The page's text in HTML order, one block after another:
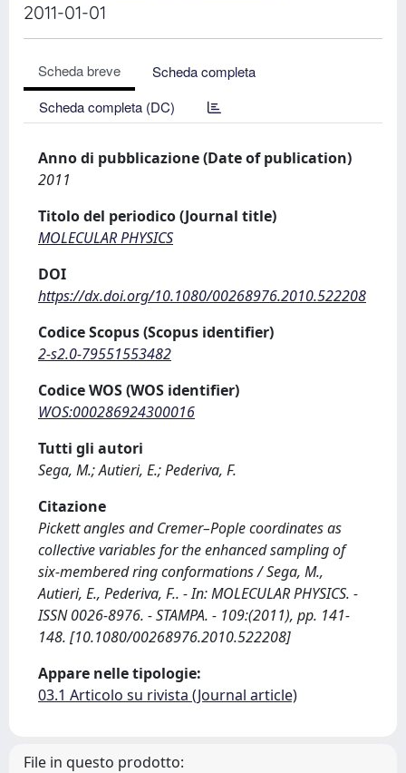
2011-01-01
Scheda breve
Scheda completa
Scheda completa (DC)
Anno di pubblicazione (Date of publication)
2011
Titolo del periodico (Journal title)
MOLECULAR PHYSICS
DOI
https://dx.doi.org/10.1080/00268976.2010.522208
Codice Scopus (Scopus identifier)
2-s2.0-79551553482
Codice WOS (WOS identifier)
WOS:000286924300016
Tutti gli autori
Sega, M.; Autieri, E.; Pederiva, F.
Citazione
Pickett angles and Cremer–Pople coordinates as
collective variables for the enhanced sampling of
six-membered ring conformations / Sega, M.,
Autieri, E., Pederiva, F.. - In: MOLECULAR PHYSICS. -
ISSN 0026-8976. - STAMPA. - 109:(2011), pp. 141-
148. [10.1080/00268976.2010.522208]
Appare nelle tipologie:
03.1 Articolo su rivista (Journal article)
File in questo prodotto: